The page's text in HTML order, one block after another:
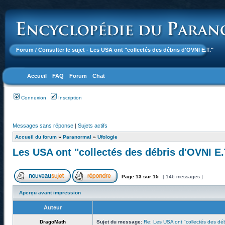
Forum / Consulter le sujet - Les USA ont "collectés des débris d'OVNI E.T."
Accueil FAQ Forum Chat
Connexion Inscription
Messages sans réponse | Sujets actifs
Accueil du forum » Paranormal » Ufologie
Les USA ont "collectés des débris d'OVNI
Page 13 sur 15 [ 146 messages ]
Aperçu avant impression
Auteur
DragoMath Sujet du message: Re: Les USA ont "collectés des